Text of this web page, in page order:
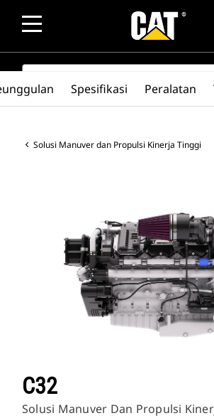
SEARCH
Solusi Manuver dan Propulsi Kinerja Tinggi
C32
Solusi Manuver Dan Propulsi
Spesifikasi Peralatan